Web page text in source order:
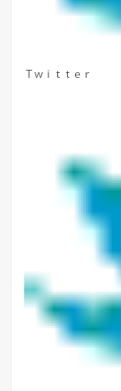
Ｔｗｉｔｔｅｒ